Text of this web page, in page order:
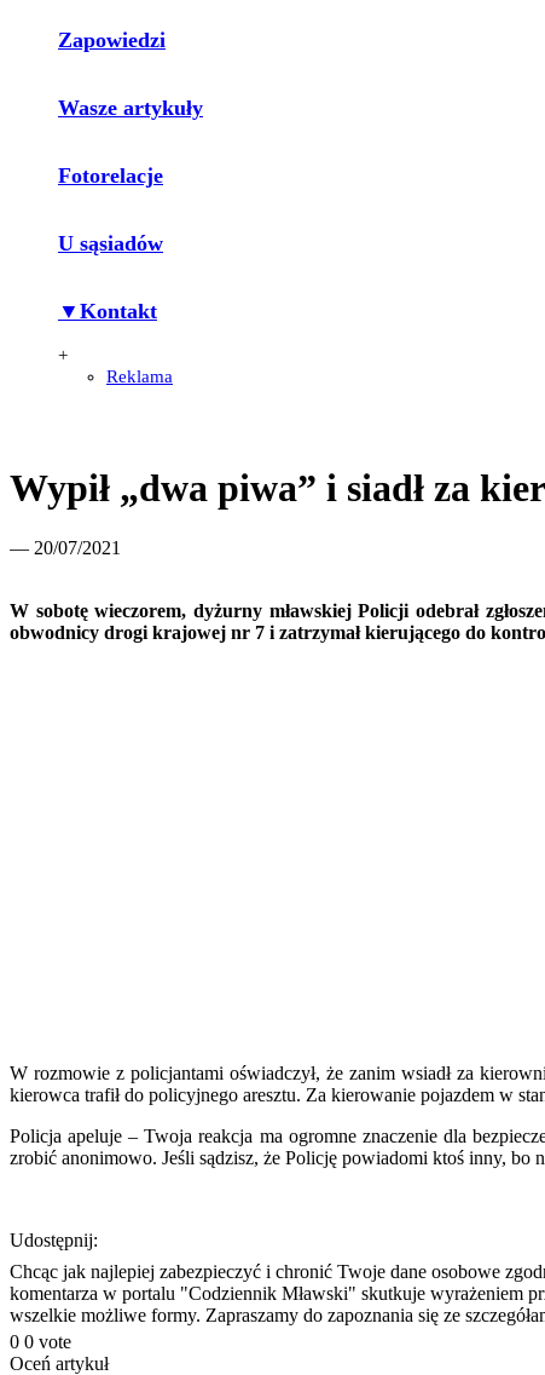
Zapowiedzi
Wasze artykuły
Fotorelacje
U sąsiadów
▼Kontakt
+
Reklama
Wypił „dwa piwa” i siadł za
— 20/07/2021
W sobotę wieczorem, dyżurny mławskiej Policji odebrał
obwodnicy drogi krajowej nr 7 i zatrzymał kierującego do
W rozmowie z policjantami oświadczył, że zanim wsiadł za
kierowca trafił do policyjnego aresztu. Za kierowanie pojazdem w
Policja apeluje – Twoja reakcja ma ogromne znaczenie dla
zrobić anonimowo. Jeśli sądzisz, że Policję powiadomi ktoś inny, bo
Udostępnij:
Chcąc jak najlepiej zabezpieczyć i chronić Twoje dane osobowe
komentarza w portalu "Codziennik Mławski" skutkuje wyrażeniem
wszelkie możliwe formy. Zapraszamy do zapoznania się ze
0 0 vote
Oceń artykuł